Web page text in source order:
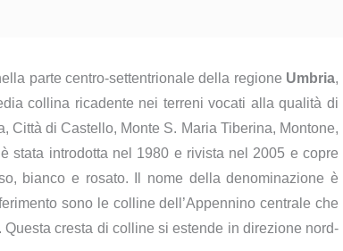
parte centro-settentrionale della regione Umbria,
collina ricadente nei terreni vocati alla qualità di
Città di Castello, Monte S. Maria Tiberina, Montone,
è stata introdotta nel 1980 e rivista nel 2005 e copre
bianco e rosato. Il nome della denominazione è
sono le colline dell’Appennino centrale che
cresta di colline si estende in direzione nord-